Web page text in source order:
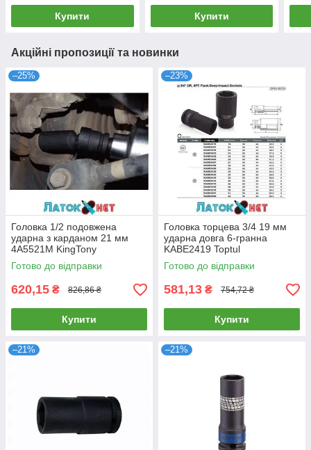
Купити Купити
Акційні пропозиції та новинки
–25%
Головка 1/2 подовжена
ударна з карданом 21 мм
4A5521M KingTony
Готово до відправки
620,15 ₴ 826,86 ₴
Купити
–23%
Головка торцева 3/4 19 мм
ударна довга 6-гранна
KABE2419 Toptul
Готово до відправки
581,13 ₴ 754,72 ₴
Купити
–21% –21%